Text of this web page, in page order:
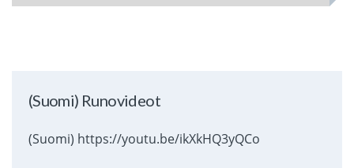
(Suomi) Runovideot
(Suomi) https://youtu.be/ikXkHQ3yQCo